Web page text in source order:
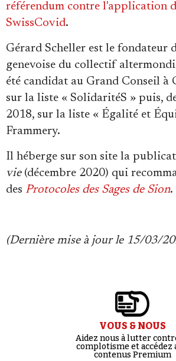
référendum contre l'application
SwissCovid.
Gérard Scheller est le fondateur
genevoise du collectif
été candidat au Grand Conseil à
sur la liste « SolidaritéS » puis,
2018, sur la liste « Égalité et
Frammery.
Il héberge sur son site la
vie(décembre 2020) qui
des Protocoles des Sages de Sion.
(Dernière mise à jour le 15/03/
VOUS & NOUS
Aidez nous à lutter
complotisme et accédez
contenus Premium